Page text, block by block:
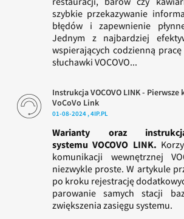
szybkie przekazywanie
błędów i zapewnienie
Jednym z najbardziej
wspierających codzienną
słuchawki VOCOVO...
Instrukcja VOCOVO LINK -
VoCoVo Link
01-08-2024 , 4IP.PL
Warianty oraz
systemu VOCOVO LINK.
komunikacji wewnętrznej
niezwykle proste. W artykule
po kroku rejestrację
parowanie samych stacji
zwiększenia zasięgu systemu.